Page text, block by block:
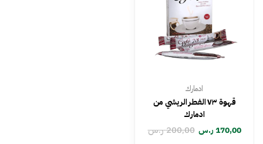
ادمارك
قهوة ٧٣ الفطر الريشي من
ادمارك
170,00ر.س 200,00ر.س